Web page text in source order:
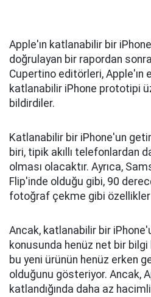
Apple'ın katlanabilir bir iPhone
doğrulayan bir rapordan
Cupertino editörleri, Apple'ın
katlanabilir iPhone prototipi
bildirdiler.
Katlanabilir bir iPhone'un
biri, tipik akıllı telefonlardan
olması olacaktır. Ayrıca,
Flip'inde olduğu gibi, 90
fotoğraf çekme gibi özellikler
Ancak, katlanabilir bir
konusunda henüz net bir bilgi
bu yeni ürünün henüz erken
olduğunu gösteriyor. Ancak,
katlandığında daha az